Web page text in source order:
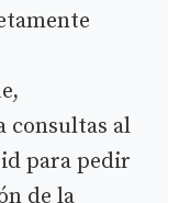
consultas al
para pedir
de la